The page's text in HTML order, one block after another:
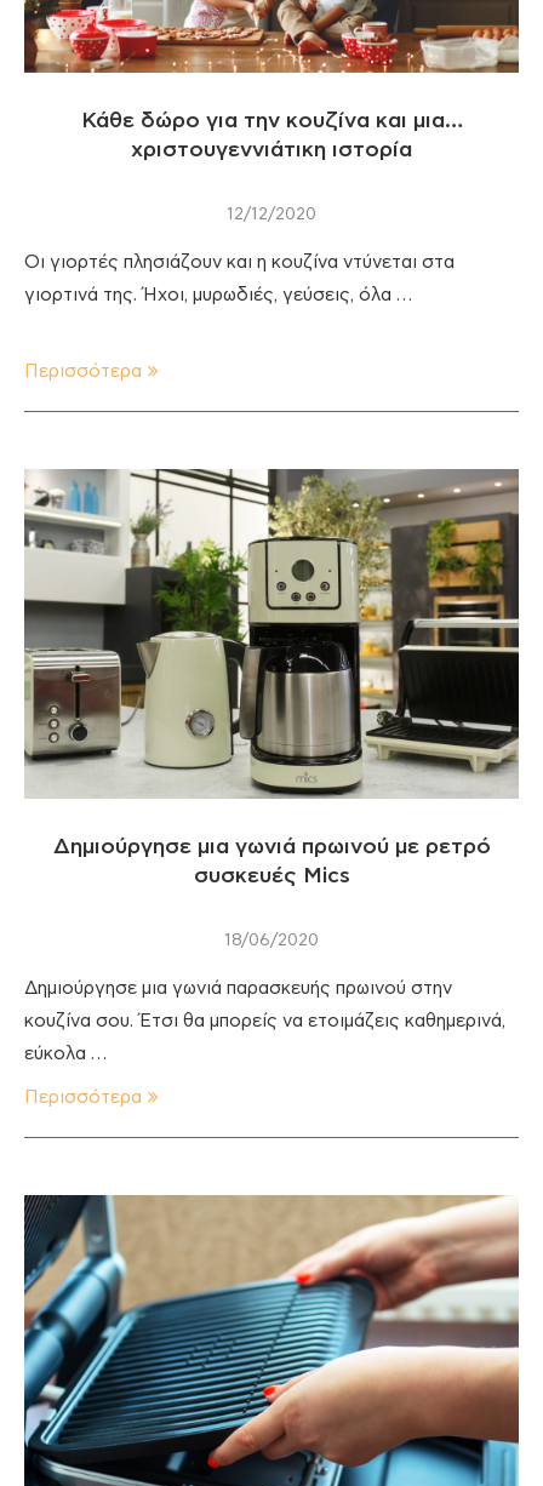
Κάθε δώρο για την κουζίνα και μια…
χριστουγεννιάτικη ιστορία
12/12/2020
Οι γιορτές πλησιάζουν και η κουζίνα ντύνεται στα
γιορτινά της. Ήχοι, μυρωδιές, γεύσεις, όλα …
Περισσότερα
Δημιούργησε μια γωνιά πρωινού με ρετρό
συσκευές Mics
18/06/2020
Δημιούργησε μια γωνιά παρασκευής πρωινού στην
κουζίνα σου. Έτσι θα μπορείς να ετοιμάζεις καθημερινά,
εύκολα …
Περισσότερα